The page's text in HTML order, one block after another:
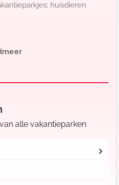
huisdieren
alle vakantieparken